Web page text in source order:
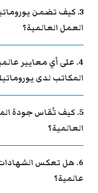
3. كيف تضمن
العمل العالمية؟
4. على أي معايير
المكاتب لدى
5. كيف تُقاس جودة
العالمية؟
6. هل تعكس
عالمية؟